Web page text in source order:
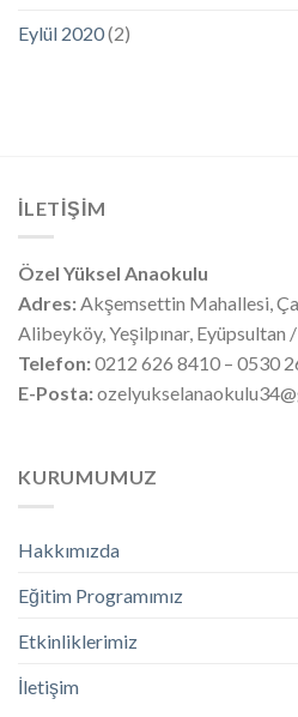
Eylül 2020(2)
İLETIŞIM
Özel Yüksel Anaokulu
Adres:Akşemsettin Mahallesi,
Alibeyköy, Yeşilpınar, Eyüpsultan
Telefon:0212 626 8410 – 0530
E-Posta:
KURUMUMUZ
Hakkımızda
Eğitim Programımız
Etkinliklerimiz
İletişim